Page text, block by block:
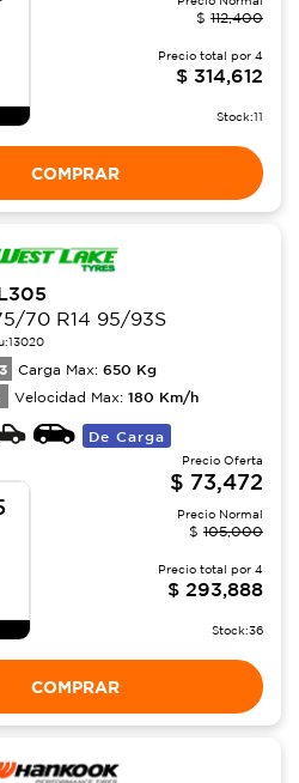
$ 112,400
Precio total por 4
$ 314,612
Stock:11
COMPRAR
70 R14 95/93S
13020
Carga Max: 650 Kg
Velocidad Max: 180 Km/h
De Carga
Precio Oferta
$ 73,472
Precio Normal
$ 105,000
Precio total por 4
$ 293,888
Stock:36
COMPRAR